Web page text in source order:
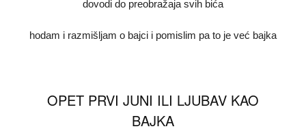
dovodi do preobražaja svih bića
hodam i razmišljam o bajci i pomislim pa to je već bajka
OPET PRVI JUNI ILI LJUBAV KAO
BAJKA